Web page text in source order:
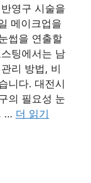
영구 시술을
메이크업을
썹을 연출할
팅에서는 남
리 방법, 비
니다. 대전시
의 필요성 눈
… 더 읽기